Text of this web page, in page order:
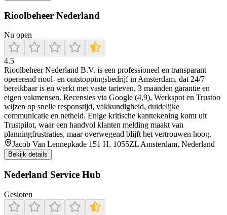
Rioolbeheer Nederland
Nu open
4.5
Rioolbeheer Nederland B.V. is een professioneel en transparant
opererend riool- en ontstoppingsbedrijf in Amsterdam, dat 24/7
bereikbaar is en werkt met vaste tarieven, 3 maanden garantie en
eigen vakmensen. Recensies via Google (4,9), Werkspot en Trustoo
wijzen op snelle responstijd, vakkundigheid, duidelijke
communicatie en netheid. Enige kritische kanttekening komt uit
Trustpilot, waar een handvol klanten melding maakt van
planningfrustraties, maar overwegend blijft het vertrouwen hoog.
Jacob Van Lennepkade 151 H, 1055ZL Amsterdam, Nederland
Bekijk details
Nederland Service Hub
Gesloten